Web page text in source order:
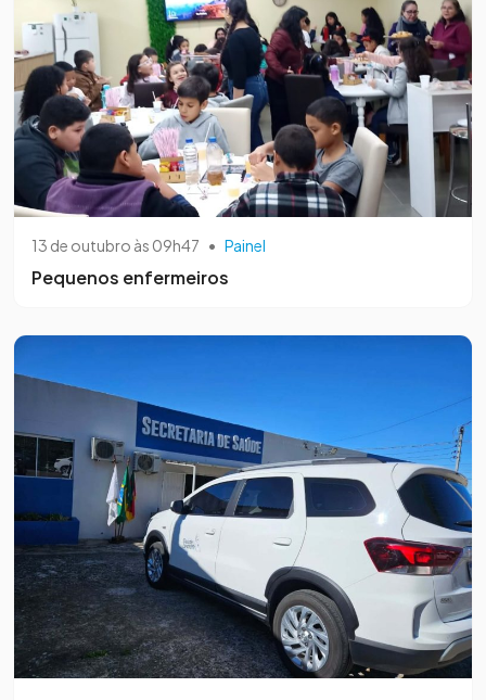
13 de outubro às 09h47 • Painel
Pequenos enfermeiros